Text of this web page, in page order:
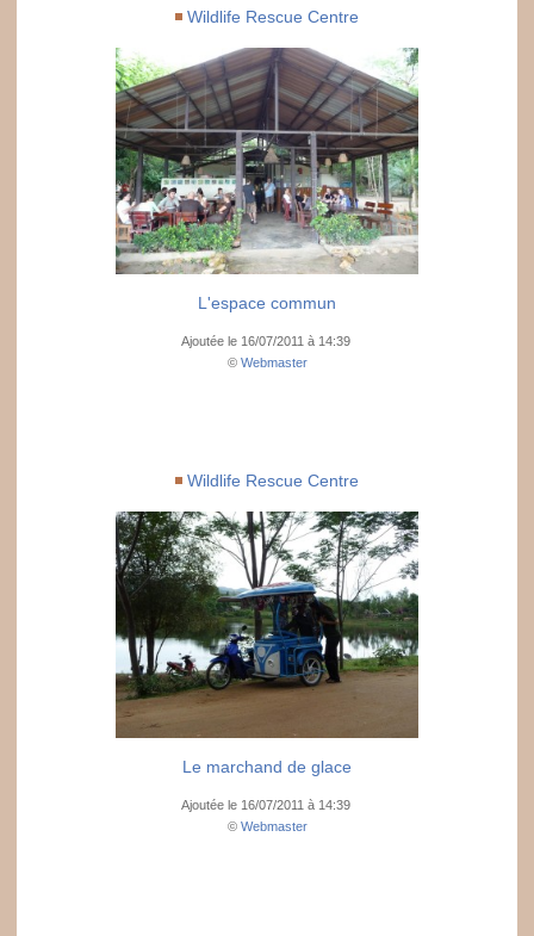
Wildlife Rescue Centre
L'espace commun
Ajoutée le 16/07/2011 à 14:39
© Webmaster
Wildlife Rescue Centre
Le marchand de glace
Ajoutée le 16/07/2011 à 14:39
© Webmaster